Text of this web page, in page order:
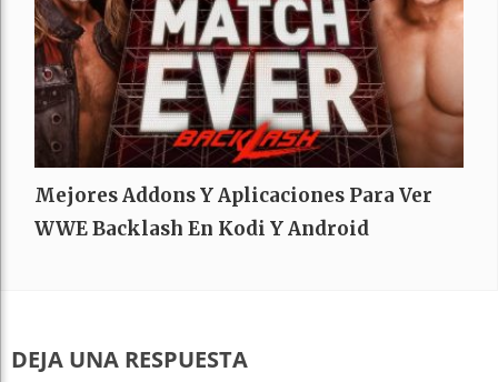
Mejores Addons Y Aplicaciones Para Ver
WWE Backlash En Kodi Y Android
DEJA UNA RESPUESTA